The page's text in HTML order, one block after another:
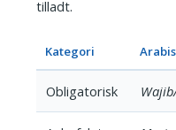
tilladt.
Kategori
Obligatorisk